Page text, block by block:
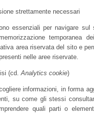
strettamente necessari
essenziali per navigare sul
temporanea
area riservata del sito e
nelle aree riservate.
(cd.Analytics cookie)
informazioni, in forma
su come gli stessi
quali parti o